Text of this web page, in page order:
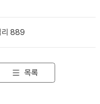
리 889
목록